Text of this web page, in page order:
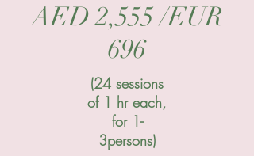
AED 2,555 /EUR
696
(24 sessions
of 1 hr each,
for 1-
3persons)